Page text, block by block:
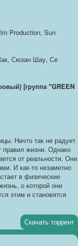
Production, Sun
Сюзан Шау, Се
[группа "GREEN
Ничто так не радует
правил жизни. Однако
от реальности. Они
И как-то незаметно
в физические
о которой они
этим и становятся
Скачать торрент